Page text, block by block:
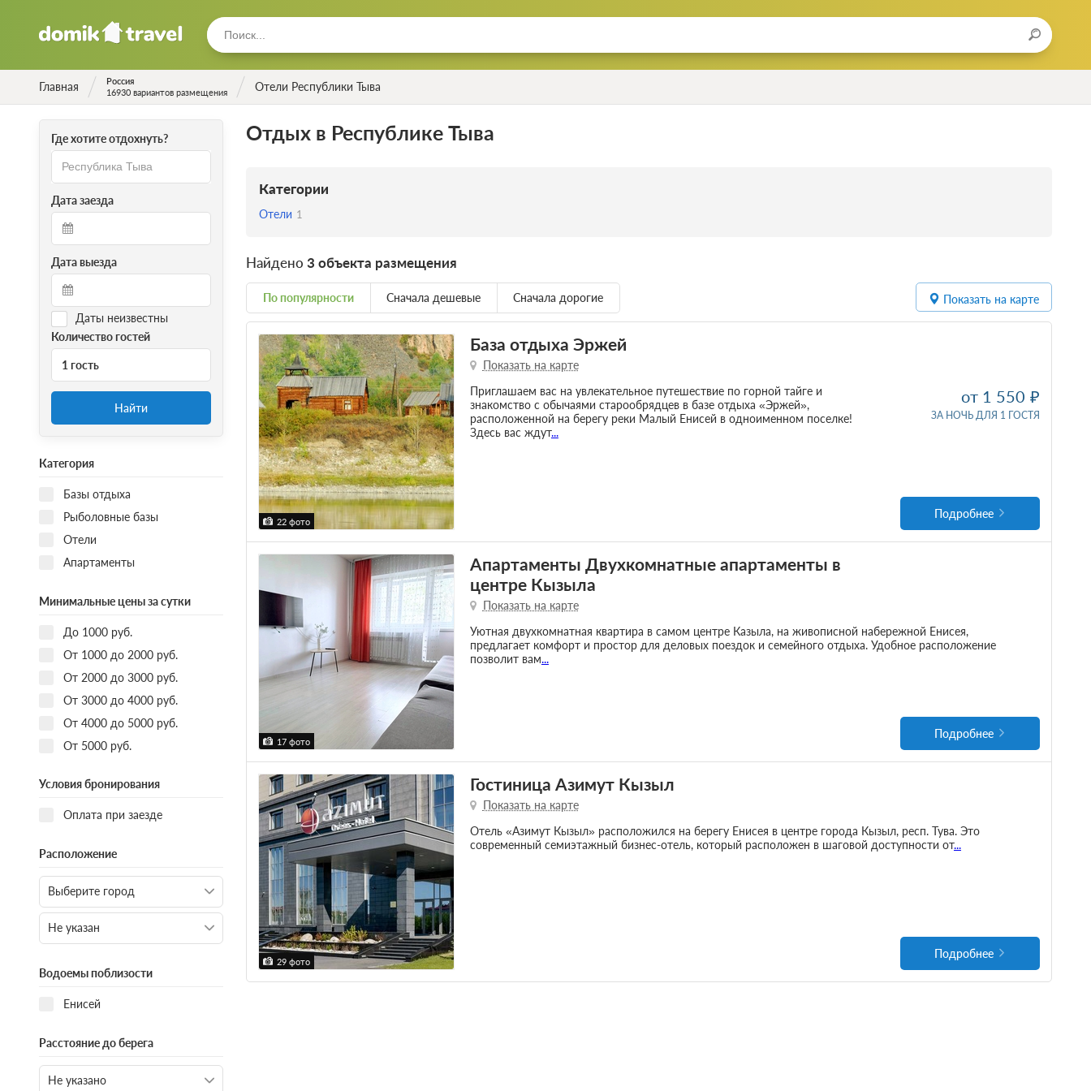
Главная
Россия
16930 вариантов размещения
Отели Республики Тыва
Где хотите отдохнуть?
Дата заезда
Дата выезда
Даты неизвестны
Количество гостей
1 гость
Найти
Категория
Базы отдыха
Рыболовные базы
Отели
Апартаменты
Минимальные цены за сутки
До 1000 руб.
От 1000 до 2000 руб.
От 2000 до 3000 руб.
От 3000 до 4000 руб.
От 4000 до 5000 руб.
От 5000 руб.
Условия бронирования
Оплата при заезде
Расположение
Водоемы поблизости
Енисей
Расстояние до берега
Отдых в Республике Тыва
Категории
Отели 1
Найдено 3 объекта размещения
По популярности Сначала дешевые Сначала дорогие Показать на карте
22 фото
База отдыха Эржей
Показать на карте
Приглашаем вас на увлекательное путешествие по горной тайге и
знакомство с обычаями старообрядцев в базе отдыха «Эржей»,
расположенной на берегу реки Малый Енисей в одноименном поселке!
Здесь вас ждут...
от 1 550
ЗА НОЧЬ ДЛЯ 1 ГОСТЯ
Подробнее
17 фото
Апартаменты Двухкомнатные апартаменты в
центре Кызыла
Показать на карте
Уютная двухкомнатная квартира в самом центре Казыла, на живописной набережной Енисея,
предлагает комфорт и простор для деловых поездок и семейного отдыха. Удобное расположение
позволит вам...
Подробнее
29 фото
Гостиница Азимут Кызыл
Показать на карте
Отель «Азимут Кызыл» расположился на берегу Енисея в центре города Кызыл, респ. Тува. Это
современный семиэтажный бизнес-отель, который расположен в шаговой доступности от...
Подробнее